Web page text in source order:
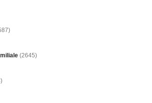
(2645)